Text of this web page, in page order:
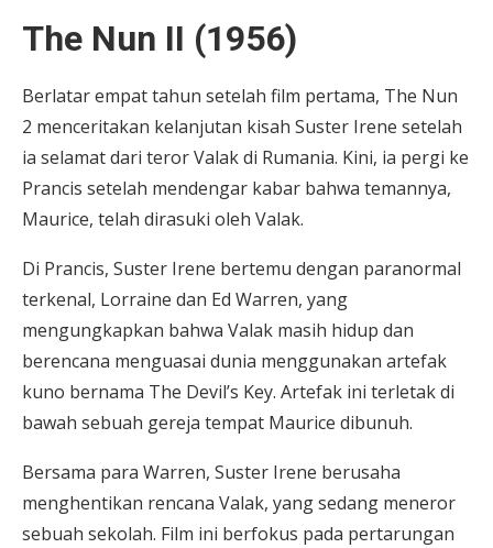
The Nun II (1956)
Berlatar empat tahun setelah film pertama, The Nun
2 menceritakan kelanjutan kisah Suster Irene setelah
ia selamat dari teror Valak di Rumania. Kini, ia pergi ke
Prancis setelah mendengar kabar bahwa temannya,
Maurice, telah dirasuki oleh Valak.
Di Prancis, Suster Irene bertemu dengan paranormal
terkenal, Lorraine dan Ed Warren, yang
mengungkapkan bahwa Valak masih hidup dan
berencana menguasai dunia menggunakan artefak
kuno bernama The Devil’s Key. Artefak ini terletak di
bawah sebuah gereja tempat Maurice dibunuh.
Bersama para Warren, Suster Irene berusaha
menghentikan rencana Valak, yang sedang meneror
sebuah sekolah. Film ini berfokus pada pertarungan